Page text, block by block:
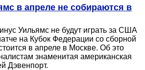
в апреле не собираются в
Уильямс не будут играть за США
на Кубок Федерации со сборной
в апреле в Москве. Об это
знаменитая американская
Дэвенпорт.